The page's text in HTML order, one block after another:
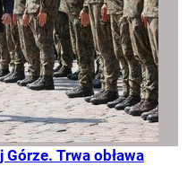
Trwa obława